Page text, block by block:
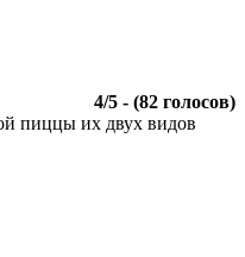
4/5 - (82 голосов)
пиццы их двух видов